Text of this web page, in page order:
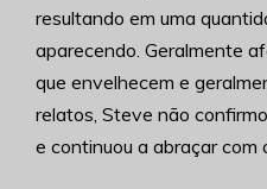
resultando em uma
aparecendo. Geralmente
que envelhecem e
relatos, Steve não
e continuou a abraçar com